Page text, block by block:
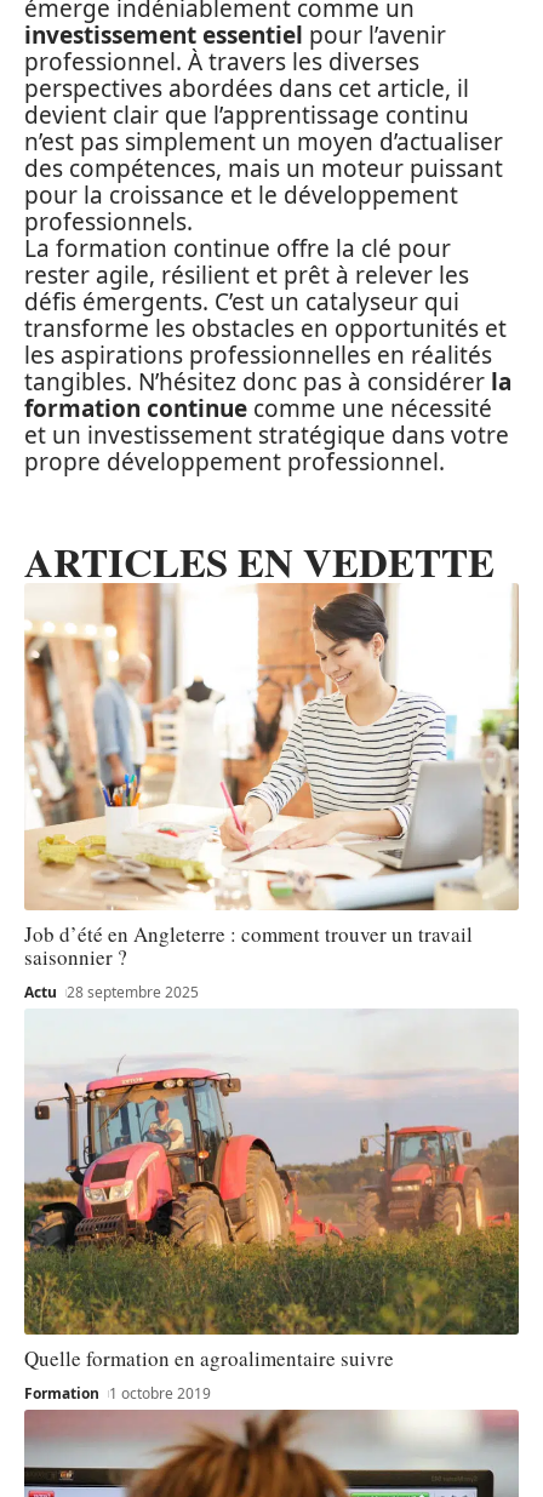
émerge indéniablement comme un
investissement essentiel pour l’avenir
professionnel. À travers les diverses
perspectives abordées dans cet article, il
devient clair que l’apprentissage continu
n’est pas simplement un moyen d’actualiser
des compétences, mais un moteur puissant
pour la croissance et le développement
professionnels.
La formation continue offre la clé pour
rester agile, résilient et prêt à relever les
défis émergents. C’est un catalyseur qui
transforme les obstacles en opportunités et
les aspirations professionnelles en réalités
tangibles. N’hésitez donc pas à considérer la
formation continue comme une nécessité
et un investissement stratégique dans votre
propre développement professionnel.
ARTICLES EN VEDETTE
Job d’été en Angleterre : comment trouver un travail
saisonnier ?
Actu 28 septembre 2025
Quelle formation en agroalimentaire suivre
Formation 1 octobre 2019